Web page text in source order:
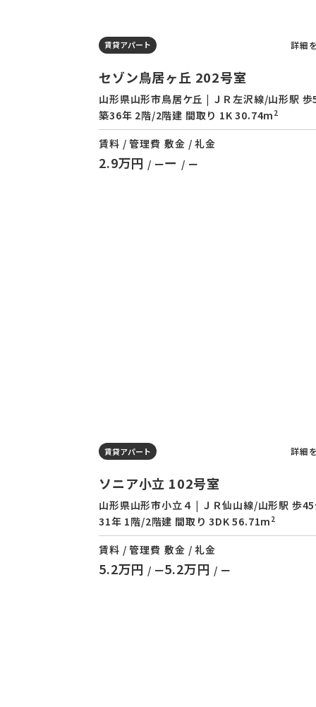
賃貸アパート 詳細
セゾン鳥居ヶ丘 202号室
山形県山形市鳥居ケ丘 | ＪＲ左沢線/山形駅
築36年 2階/2階建 間取り 1K 30.74m 2
賃料 / 管理費
2.9万円 / ー
敷金 / 礼金
ー / ー
賃貸アパート 詳細
ソニア小立 102号室
山形県山形市小立４ | ＪＲ仙山線/山形駅 歩
31年 1階/2階建 間取り 3DK 56.71m 2
賃料 / 管理費
5.2万円 / ー
敷金 / 礼金
5.2万円 / ー